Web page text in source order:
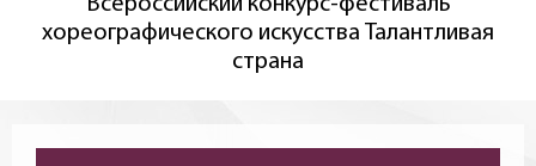
Всероссийский конкурс-фестиваль
хореографического искусства Талантливая
страна